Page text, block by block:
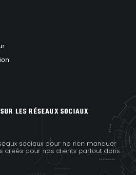
LES RÉSEAUX SOCIAUX
sociaux pour ne rien manquer
créés pour nos clients partout dans